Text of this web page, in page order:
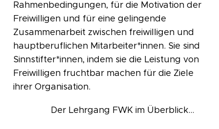
Rahmenbedingungen, für die Motivation der
Freiwilligen und für eine gelingende
Zusammenarbeit zwischen freiwilligen und
hauptberuflichen Mitarbeiter*innen. Sie sind
Sinnstifter*innen, indem sie die Leistung von
Freiwilligen fruchtbar machen für die Ziele
ihrer Organisation.
Der Lehrgang FWK im Überblick...